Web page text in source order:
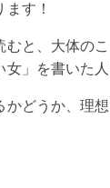
す！
と、大体の
」を書いた人
どうか、理